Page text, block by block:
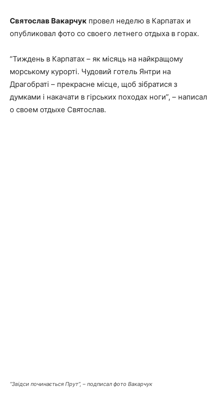
Святослав Вакарчук провел неделю в Карпатах и
опубликовал фото со своего летнего отдыха в горах.
“Тиждень в Карпатах – як місяць на найкращому
морському курорті. Чудовий готель Янтри на
Драгобраті – прекрасне місце, щоб зібратися з
думками і накачати в гірських походах ноги”, – написал
о своем отдыхе Святослав.
“Звідси починається Прут”, – подписал фото Вакарчук